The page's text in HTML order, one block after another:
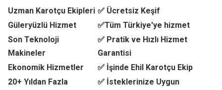
Uzman Karotçu Ekipleri ✅ Ücretsiz Keşif
Güleryüzlü Hizmet
✅Tüm Türkiye'ye hizmet
Son Teknoloji
Makineler
✅ Pratik ve Hızlı Hizmet
Garantisi
Ekonomik Hizmetler
✅ İşinde Ehil Karotçu Ekip
20+ Yıldan Fazla
✅ İsteklerinize Uygun